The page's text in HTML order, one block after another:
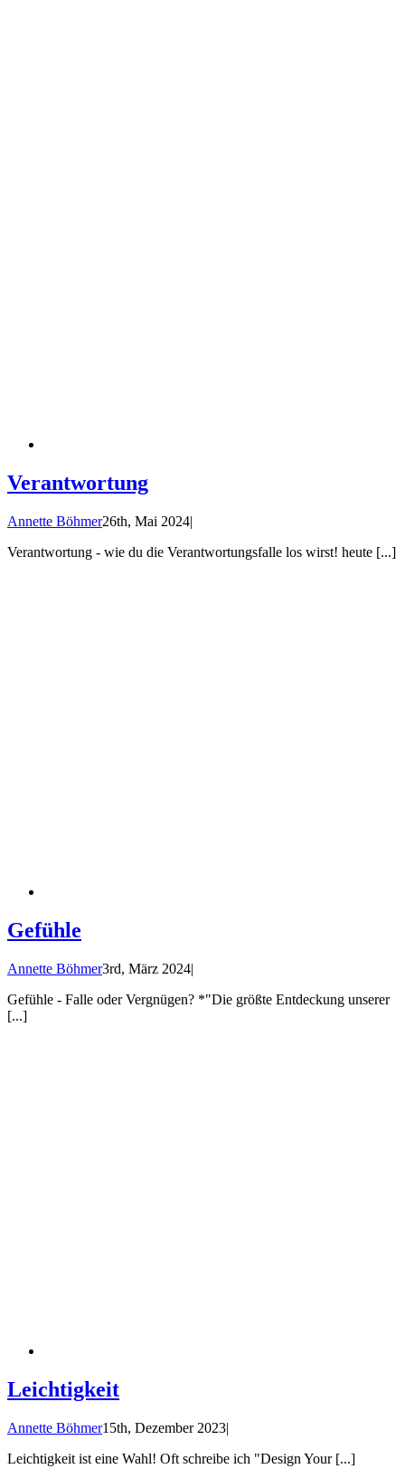
Verantwortung
Annette Böhmer26th, Mai 2024|
Verantwortung - wie du die Verantwortungsfalle los wirst! heute [...]
Gefühle
Annette Böhmer3rd, März 2024|
Gefühle - Falle oder Vergnügen? *"Die größte Entdeckung unserer
[...]
Leichtigkeit
Annette Böhmer15th, Dezember 2023|
Leichtigkeit ist eine Wahl! Oft schreibe ich "Design Your [...]